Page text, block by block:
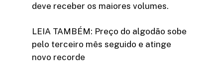
deve receber os maiores volumes.
LEIA TAMBÉM: Preço do algodão sobe
pelo terceiro mês seguido e atinge
novo recorde